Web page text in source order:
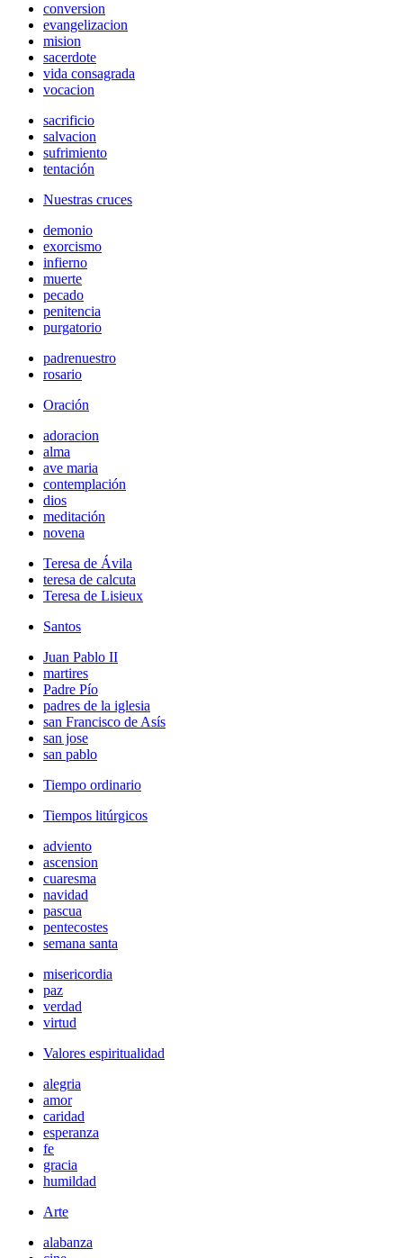
conversion
evangelizacion
mision
sacerdote
vida consagrada
vocacion
sacrificio
salvacion
sufrimiento
tentación
Nuestras cruces
demonio
exorcismo
infierno
muerte
pecado
penitencia
purgatorio
padrenuestro
rosario
Oración
adoracion
alma
ave maria
contemplación
dios
meditación
novena
Teresa de Ávila
teresa de calcuta
Teresa de Lisieux
Santos
Juan Pablo II
martires
Padre Pío
padres de la iglesia
san Francisco de Asís
san jose
san pablo
Tiempo ordinario
Tiempos litúrgicos
adviento
ascension
cuaresma
navidad
pascua
pentecostes
semana santa
misericordia
paz
verdad
virtud
Valores espiritualidad
alegria
amor
caridad
esperanza
fe
gracia
humildad
Arte
alabanza